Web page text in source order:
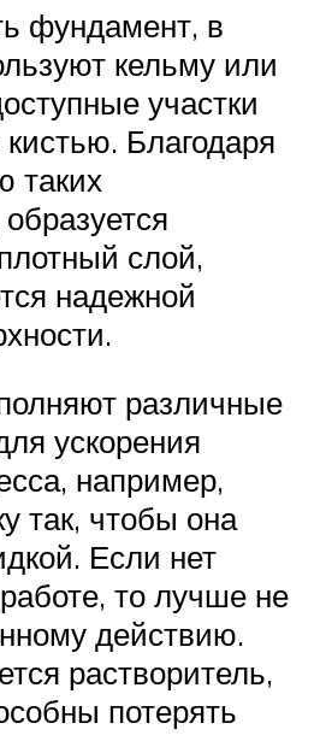
фундамент, в
кельму или
участки
Благодаря
таких
слой,
надежной
различные
ускорения
например,
так, чтобы она
Если нет
то лучше не
действию.
растворитель,
потерять